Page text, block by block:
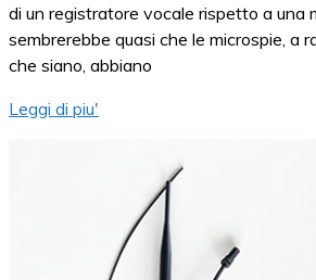
di un registratore vocale rispetto a una
sembrerebbe quasi che le microspie, a
che siano, abbiano
Leggi di piu'